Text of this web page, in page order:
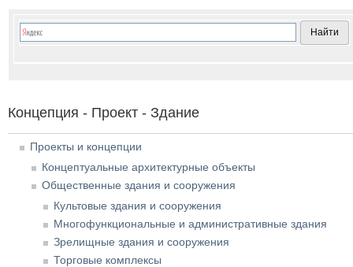
Концепция - Проект - Здание
Проекты и концепции
Концептуальные архитектурные объекты
Общественные здания и сооружения
Культовые здания и сооружения
Многофункциональные и административные здания
Зрелищные здания и сооружения
Торговые комплексы